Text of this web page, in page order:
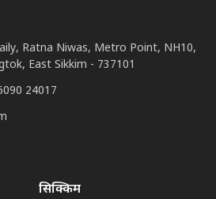
Ratna Niwas, Metro Point, NH10,
East Sikkim - 737101
24017
सिक्किम